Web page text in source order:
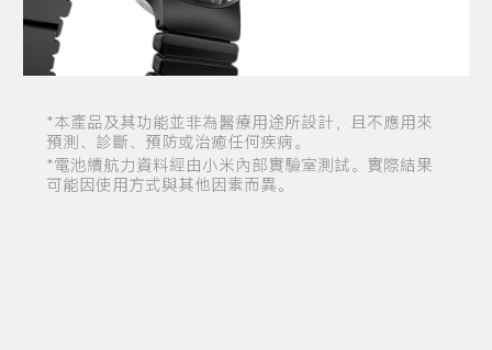
*本產品及其功能並非為醫療用途所設計，且不應用來
預測、診斷、預防或治癒任何疾病。
*電池續航力資料經由小米內部實驗室測試。實際結果
可能因使用方式與其他因素而異。